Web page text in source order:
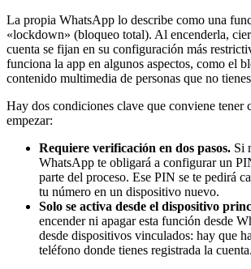
La propia WhatsApp lo describe como una
«lockdown» (bloqueo total). Al encenderla,
cuenta se fijan en su configuración más
funciona la app en algunos aspectos, como el
contenido multimedia de personas que no
Hay dos condiciones clave que conviene tener
empezar:
Requiere verificación en dos pasos. Si
WhatsApp te obligará a configurar un
parte del proceso. Ese PIN se te pedirá
tu número en un dispositivo nuevo.
Solo se activa desde el dispositivo
encender ni apagar esta función desde
desde dispositivos vinculados: hay que
teléfono donde tienes registrada la cuenta.